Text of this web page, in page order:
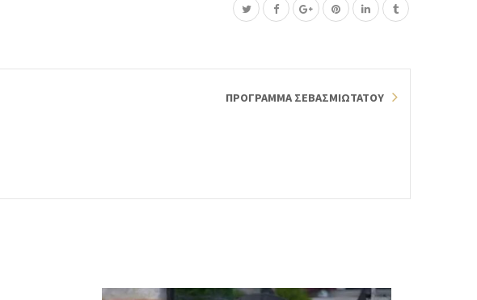
ΠΡΟΓΡΑΜΜΑ ΣΕΒΑΣΜΙΩΤΑΤΟΥ